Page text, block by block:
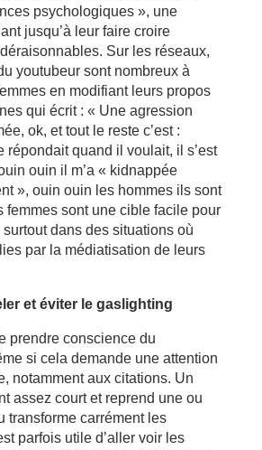
psychologiques », une
jusqu’à leur faire croire
Sur les réseaux,
youtubeur sont nombreux à
en modifiant leurs propos
qui écrit : « Une agression
ok, et tout le reste c’est :
répondait quand il voulait, il s’est
ouin il m’a « kidnappée
», ouin ouin les hommes ils sont
femmes sont une cible facile pour
dans des situations où
par la médiatisation de leurs
et éviter le gaslighting
prendre conscience du
si cela demande une attention
notamment aux citations. Un
assez court et reprend une ou
transforme carrément les
parfois utile d’aller voir les